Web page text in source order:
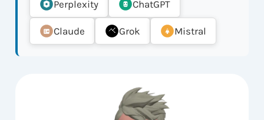
Perplexity ChatGPT
Claude Grok Mistral